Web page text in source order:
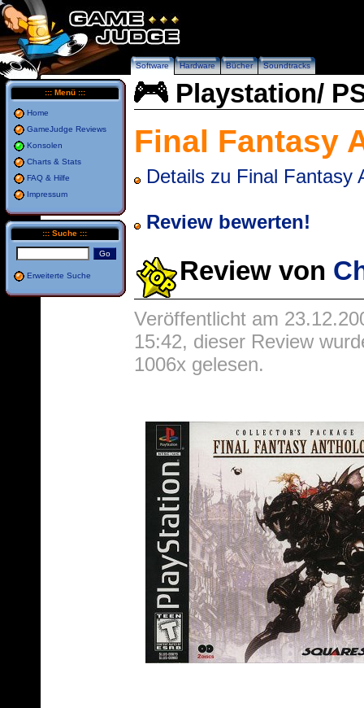
Software Hardware Bücher Soundtracks
::: Menü:::
Home
GameJudge Reviews
Konsolen
Charts & Stats
FAQ & Hilfe
Impressum
::: Suche :::
Erweiterte Suche
Playstation/
Final Fantasy
Details zu Final Fantasy
Review bewerten!
Review von
Veröffentlicht am
15:42, dieser Review
1006x gelesen.